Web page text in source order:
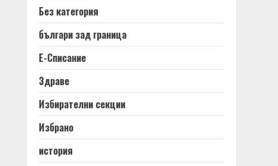
Без категория
българи зад граница
Е-Списание
Здраве
Избирателни секции
Избрано
история